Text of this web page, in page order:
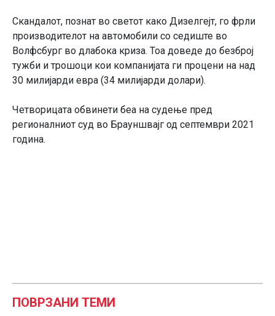
Скандалот, познат во светот како Дизелгејт, го фрли
производителот на автомобили со седиште во
Волфсбург во длабока криза. Тоа доведе до безброј
тужби и трошоци кои компанијата ги процени на над
30 милијарди евра (34 милијарди долари).
Четворицата обвинети беа на судење пред
регионалниот суд во Брауншвајг од септември 2021
година.
ПОВРЗАНИ ТЕМИ